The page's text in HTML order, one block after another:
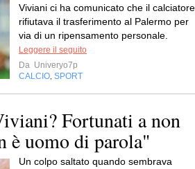
Viviani ci ha comunicato che il calciatore
rifiutava il trasferimento al Palermo per
via di un ripensamento personale.
Leggere il seguito
Da Univeryo7p
CALCIO SPORT
Fortunati a non
è uomo di parola"
Un colpo saltato quando sembrava